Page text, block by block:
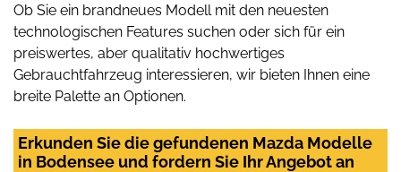
Ob Sie ein brandneues Modell mit den neuesten
technologischen Features suchen oder sich für ein
preiswertes, aber qualitativ hochwertiges
Gebrauchtfahrzeug interessieren, wir bieten Ihnen eine
breite Palette an Optionen.
Erkunden Sie die gefundenen Mazda Modelle
in Bodensee und fordern Sie Ihr Angebot an